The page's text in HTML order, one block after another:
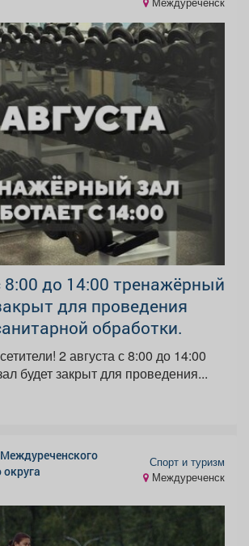
8:00 до 14:00 тренажёрный
для проведения
обработки.
с 8:00 до 14:00
будет закрыт для проведения...
Спорт и туризм
Междуреченск